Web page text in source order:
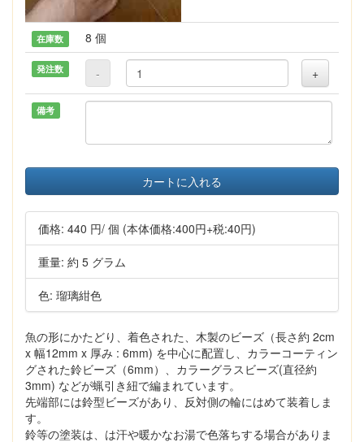
在庫数 8 個
発注数 - +
備考
カートに入れる
価格: 440 円/ 個 (本体価格:400円+税:40円)
重量: 約 5 グラム
色: 瑠璃紺色
魚の形にかたどり、着色された、木製のビーズ（長さ約 2cm
x 幅12mm x 厚み : 6mm) を中心に配置し、カラーコーティン
グされた鈴ビーズ（6mm）、カラーグラスビーズ(直径約
3mm) などが蝋引き紐で編まれています。
先端部には鈴型ビーズがあり、反対側の輪にはめて装着しま
す。
鈴等の塗装は、は汗や暖かなお湯で色落ちする場合がありま